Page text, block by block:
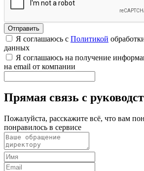
Я соглашаюсь с Политикой
данных
Я соглашаюсь на получение
на email от компании
Прямая связь с
Пожалуйста, расскажите всё, что вам
понравилось в сервисе